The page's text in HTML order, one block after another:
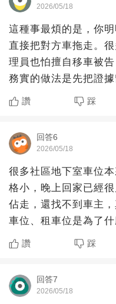
2026/05/18
這種事最煩的是，你
直接把對方車拖走。
理員也怕擅自移車被
務實的做法是先把證
固定流程，例如第
讚 踩
回答6
2026/05/18
很多社區地下室車位
格小，晚上回家已經
佔走，還找不到車主
車位、租車位是為了
要提醒自己的一句
讚 踩
回答7
2026/05/18